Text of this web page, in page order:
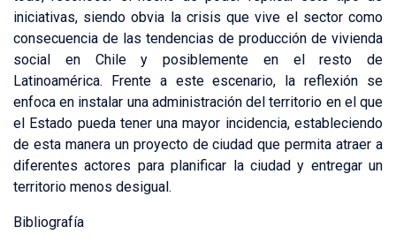
iniciativas, siendo obvia la crisis que vive el sector como
consecuencia de las tendencias de producción de vivienda
social en Chile y posiblemente en el resto de
Latinoamérica. Frente a este escenario, la reflexión se
enfoca en instalar una administración del territorio en el que
el Estado pueda tener una mayor incidencia, estableciendo
de esta manera un proyecto de ciudad que permita atraer a
diferentes actores para planificar la ciudad y entregar un
territorio menos desigual.
Bibliografía